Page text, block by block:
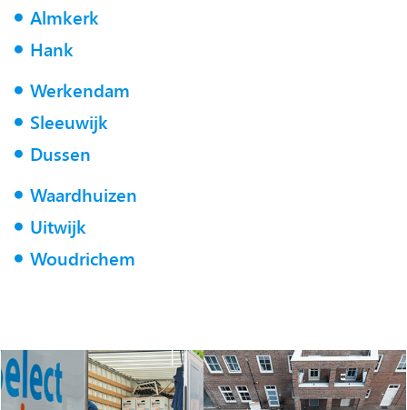
Almkerk
Hank
Werkendam
Sleeuwijk
Dussen
Waardhuizen
Uitwijk
Woudrichem